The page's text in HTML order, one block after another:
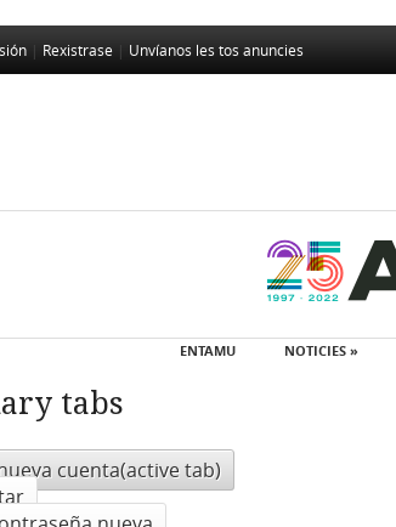
Rexistrase Unvíanos les tos anuncies
ENTAMU NOTICIES »
tabs
cuenta(active tab)